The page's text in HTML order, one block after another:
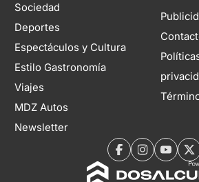
Sociedad
Deportes
Espectáculos y Cultura
Estilo Gastronomía
Viajes
MDZ Autos
Newsletter